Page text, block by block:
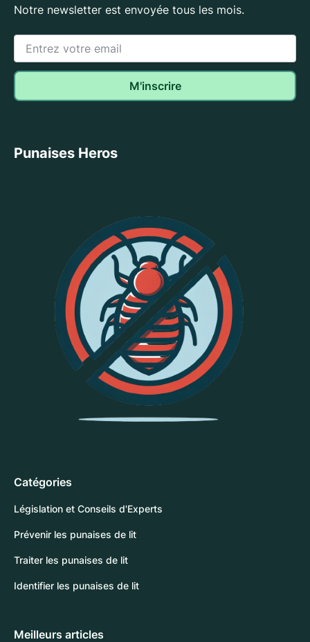
Notre newsletter est envoyée tous les mois.
Punaises Heros
Catégories
Législation et Conseils d'Experts
Prévenir les punaises de lit
Traiter les punaises de lit
Identifier les punaises de lit
Meilleurs articles